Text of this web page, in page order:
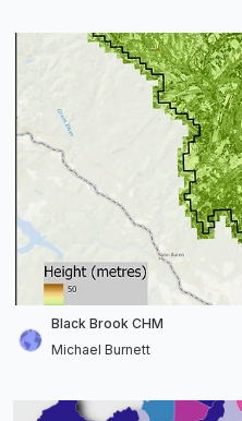
Black Brook CHM
Michael Burnett